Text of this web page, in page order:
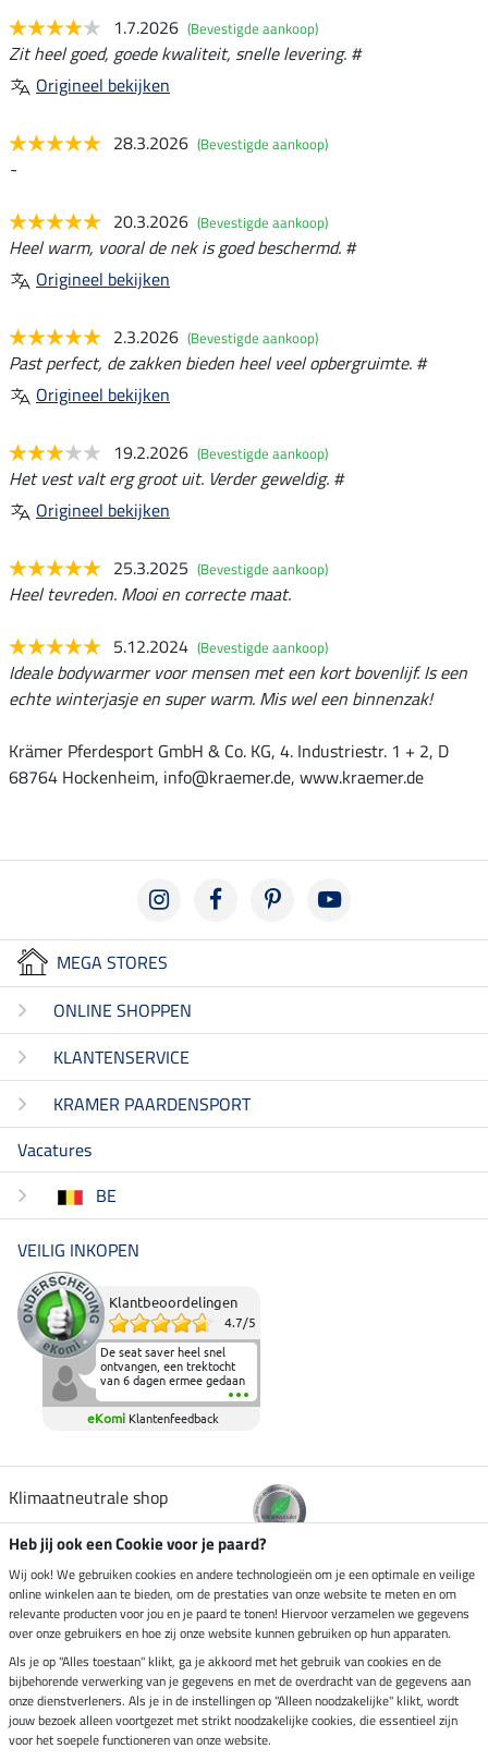
1.7.2026 (Bevestigde aankoop)
Zit heel goed, goede kwaliteit, snelle levering. #
Origineel bekijken
28.3.2026 (Bevestigde aankoop)
-
20.3.2026 (Bevestigde aankoop)
Heel warm, vooral de nek is goed beschermd. #
Origineel bekijken
2.3.2026 (Bevestigde aankoop)
Past perfect, de zakken bieden heel veel opbergruimte. #
Origineel bekijken
19.2.2026 (Bevestigde aankoop)
Het vest valt erg groot uit. Verder geweldig. #
Origineel bekijken
25.3.2025 (Bevestigde aankoop)
Heel tevreden. Mooi en correcte maat.
5.12.2024 (Bevestigde aankoop)
Ideale bodywarmer voor mensen met een kort bovenlijf. Is een
echte winterjasje en super warm. Mis wel een binnenzak!
Krämer Pferdesport GmbH & Co. KG, 4. Industriestr. 1 + 2, D
68764 Hockenheim, info@kraemer.de, www.kraemer.de
MEGA STORES
ONLINE SHOPPEN
KLANTENSERVICE
KRAMER PAARDENSPORT
Vacatures
BE
VEILIG INKOPEN
Klantbeoordelingen
4.7/5
De seat saver heel snel
ontvangen, een trektocht
van 6 dagen ermee gedaan
en deze heeft de beproeving
fantastisch doorstaan.
Heerlijk zacht om op te
elkaar in het zadel.
eKomi Klantenfeedback
Klimaatneutrale shop
Verzending per
Veilig betalen met
Impressum
Heb jij ook een Cookie voor je paard?
Wij ook! We gebruiken cookies en andere technologieën om je een optimale en veilige
online winkelen aan te bieden, om de prestaties van onze website te meten en om
relevante producten voor jou en je paard te tonen! Hiervoor verzamelen we gegevens
over onze gebruikers en hoe zij onze website kunnen gebruiken op hun apparaten.
Als je op "Alles toestaan" klikt, ga je akkoord met het gebruik van cookies en de
bijbehorende verwerking van je gegevens en met de overdracht van de gegevens aan
onze dienstverleners. Als je in de instellingen op "Alleen noodzakelijke" klikt, wordt
jouw bezoek alleen voortgezet met strikt noodzakelijke cookies, die essentieel zijn
voor het soepele functioneren van onze website.